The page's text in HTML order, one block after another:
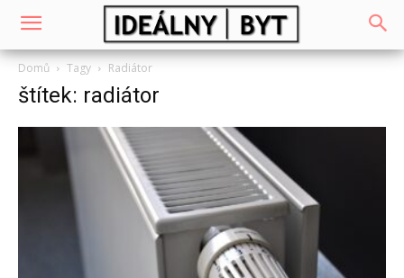
Domů Tagy Radiátor
štítek: radiátor